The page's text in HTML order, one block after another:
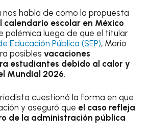
nos habla de cómo la propuesta
calendario escolar en México
polémica luego de que el titular
Educación Pública (SEP), Mario
posiblesvacaciones
estudiantes debido al calor y
Mundial 2026.
cuestionó la forma en que
y aseguró que el caso refleja
de la administración pública